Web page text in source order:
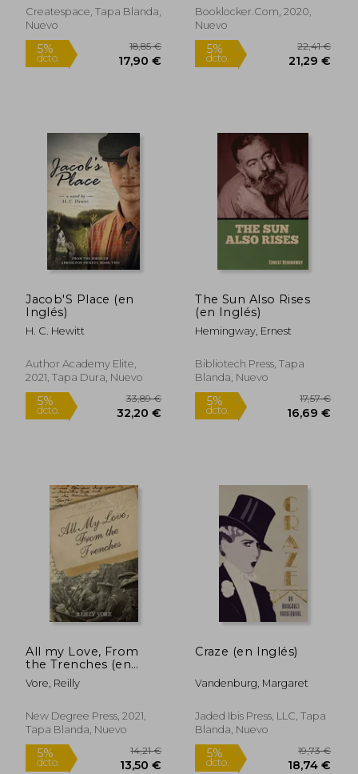
5%
20,61 €
5%
dcto.
5%
20,68 €
5%
dcto.
Createspace, Tapa Blanda,
Nuevo
Booklocker.Com, 2020,
Nuevo
Jacob'S Place (en
Inglés)
H. C. Hewitt
Author Academy Elite,
2021, Tapa Dura, Nuevo
The Sun Also Rises
(en Inglés)
Hemingway, Ernest
Bibliotech Press, Tapa
Blanda, Nuevo
All my Love, From
the Trenches (en
Inglés)
Vore, Reilly
New Degree Press, 2021,
Tapa Blanda, Nuevo
Craze (en Inglés)
Vandenburg, Margaret
Jaded Ibis Press, LLC, Tapa
Blanda, Nuevo